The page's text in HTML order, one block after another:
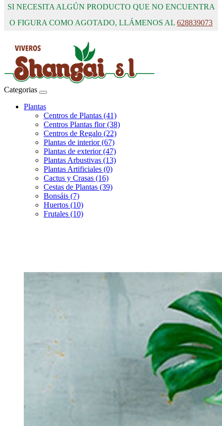
SI NECESITA ALGÚN PRODUCTO QUE NO ENCUENTRA
O FIGURA COMO AGOTADO, LLÁMENOS AL 628839073
Categorias
Plantas
Centros de Plantas (41)
Centros Plantas flor (38)
Centros de Regalo (22)
Plantas de interior (67)
Plantas de exterior (47)
Plantas Arbustivas (13)
Plantas Artificiales (0)
Cactus y Crasas (16)
Cestas de Plantas (39)
Bonsáis (7)
Huertos (10)
Frutales (10)